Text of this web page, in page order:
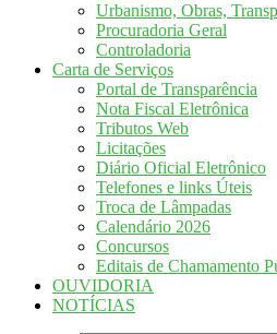
Urbanismo, Obras,
Procuradoria Geral
Controladoria
Carta de Serviços
Portal de Transparência
Nota Fiscal Eletrônica
Tributos Web
Licitações
Diário Oficial Eletrônico
Telefones e links Úteis
Troca de Lâmpadas
Calendário 2026
Concursos
Editais de Chamamento
OUVIDORIA
NOTÍCIAS